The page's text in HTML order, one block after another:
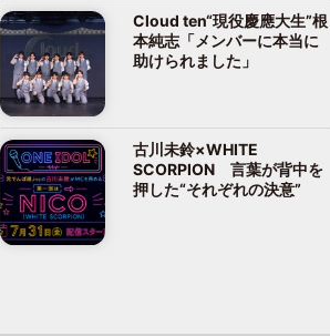
Cloud ten“現役慶應大生”根
本純志「メンバーに本当に
助けられました」
古川未鈴×WHITE
SCORPION 言葉が背中を
押した“それぞれの決意”